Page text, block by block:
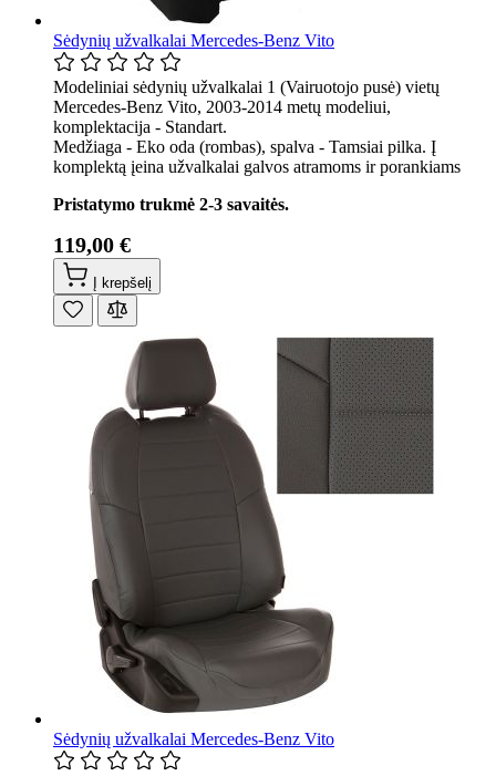
Sėdynių užvalkalai Mercedes-Benz Vito
Modeliniai sėdynių užvalkalai 1 (Vairuotojo pusė) vietų
Mercedes-Benz Vito, 2003-2014 metų modeliui,
komplektacija - Standart.
Medžiaga - Eko oda (rombas), spalva - Tamsiai pilka. Į
komplektą įeina užvalkalai galvos atramoms ir porankiams
Pristatymo trukmė 2-3 savaitės.
119,00 €
Į krepšelį
Sėdynių užvalkalai Mercedes-Benz Vito